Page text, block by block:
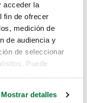
acceder la
fin de ofrecer
medición de
de audiencia y
de seleccionar
Puede
Mostrar detalles
como
aquí.
estás